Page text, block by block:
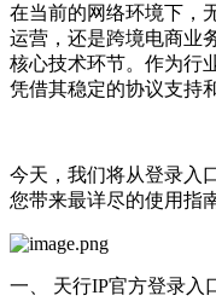
在当前的网络环境下，
运营，还是跨境电商业
核心技术环节。作为行
凭借其稳定的协议支持
今天，我们将从登录入
您带来最详尽的使用指南
一、 天行IP官方登录入